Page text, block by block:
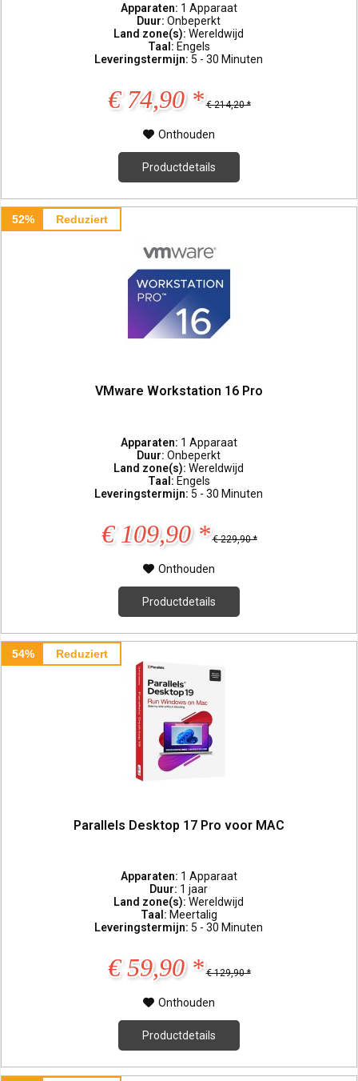
Apparaten: 1 Apparaat
Duur:Onbeperkt
Land zone(s):Wereldwijd
Taal: Engels
Leveringstermijn: 5 - 30 Minuten
€ 74,90 * € 214,20 *
Onthouden
Productdetails
52% Reduziert
VMware Workstation 16 Pro
Apparaten: 1 Apparaat
Duur:Onbeperkt
Land zone(s):Wereldwijd
Taal: Engels
Leveringstermijn: 5 - 30 Minuten
€ 109,90 * € 229,90 *
Onthouden
Productdetails
54% Reduziert
Parallels Desktop 17 Pro voor MAC
Apparaten: 1 Apparaat
Duur: 1 jaar
Land zone(s):Wereldwijd
Taal: Meertalig
Leveringstermijn: 5 - 30 Minuten
€ 59,90 * € 129,90 *
Onthouden
Productdetails